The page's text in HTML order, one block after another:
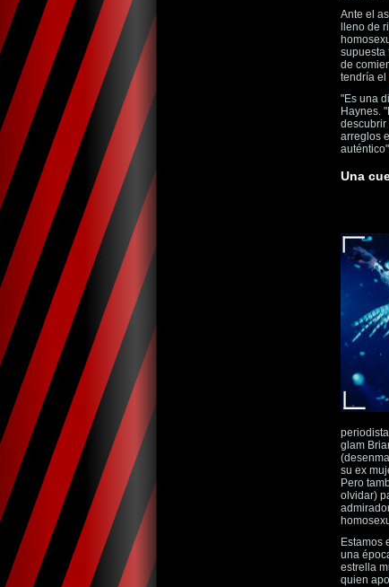
Ante el
lleno de
supuesta
de
tendría el
"Es una
Haynes.
descubrir
arreglos
Una
glam
su ex
Pero
olvidar)
Estamos
una
estrella
quien